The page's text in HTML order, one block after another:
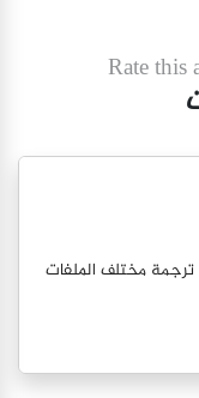
Rate this
ترجمة مختلف الملفات